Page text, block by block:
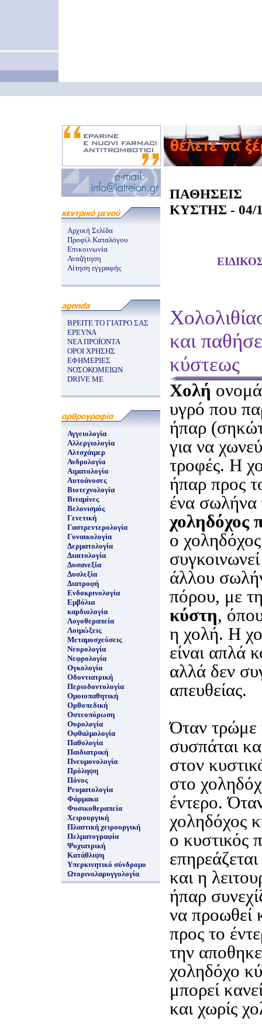
Αρχική Σελίδα
Προφίλ Καταλόγου
Επικοινωνία
Αναζήτηση
Αίτηση εγγραφής
ΒΡΕΙΤΕ ΤΟ ΓΙΑΤΡΟ ΣΑΣ
ΕΡΕΥΝΑ
ΝΕΑ ΠΡΟΪΟΝΤΑ
ΟΡΟΙ ΧΡΗΣΗΣ
ΕΦΗΜΕΡΙΕΣ
ΝΟΣΟΚΟΜΕΙΩΝ
DRIVE ME
Αγγειολογία
Αλλεργιολογία
Αλτσχάιμερ
Ανδρολογία
Αιματολογία
Αυτοάνοσες
Βιοτεχνολογία
Βιταμίνες
Βελονισμός
Γενετική
Γαστρεντερολογία
Γυναικολογία
Δερματολογία
Διαιτολογία
Δυσανεξία
Δυσλεξία
Διατροφή
Ενδοκρινολογία
Εμβόλια
καρδιολογία
Λογοθεραπεία
Λοιμώξεις
Μεταμοσχεύσεις
Νευρολογία
Νεφρολογία
Ογκολογία
Οδοντιατρική
Περιοδοντολογία
Ομοιοπαθητική
Ορθοπεδική
Οστεοπόρωση
Ουρολογία
Οφθαλμολογία
Παθολογία
Παιδιατρική
Πνευμονολογία
Πρόληψη
Πόνος
Ρευματολογία
Φάρμακα
Φυσικοθεραπεία
Χειρουργική
Πλαστική χειρουργική
Πελματογραφία
Ψυχιατρική
Κατάθλιψη
Υπερκινητικό σύνδρομο
Ωτορινολαρυγγολογία
ΚΥΣΤΗΣ - 04/
και
κύστεως
Χολή
υγρό που
ήπαρ
για να
τροφές. Η
ήπαρ προς
ένα σωλήνα
χοληδόχος
ο
άλλου
πόρου, με
κύστη,
η χολή. Η
είναι απλά
αλλά δεν
απευθείας.
Όταν τρώμε
συσπάται
στον
στο
έντερο.
χοληδόχος
ο κυστικός
και η
ήπαρ
να προωθεί
προς το
την
χοληδόχο
μπορεί
και χωρίς